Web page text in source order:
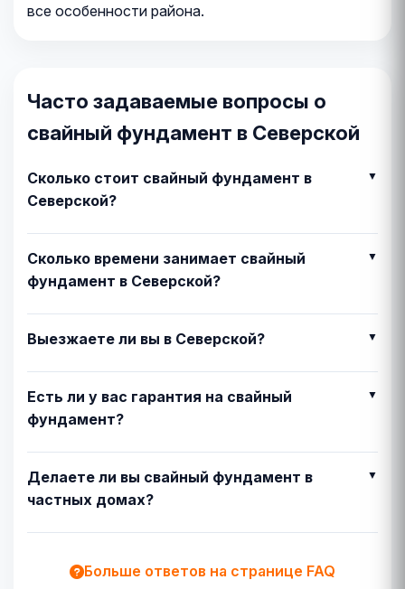
все особенности района.
Часто задаваемые вопросы о
свайный фундамент в Северской
Сколько стоит свайный фундамент в
Северской?
Сколько времени занимает свайный
фундамент в Северской?
Выезжаете ли вы в Северской?
Есть ли у вас гарантия на свайный
фундамент?
Делаете ли вы свайный фундамент в
частных домах?
Больше ответов на странице FAQ